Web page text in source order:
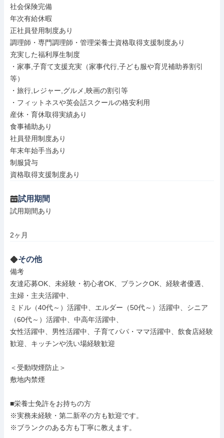
社会保険完備
年次有給休暇
正社員登用制度あり
調理師・専門調理師・管理栄養士資格取得支援制度あり
充実した福利厚生制度
・家事,子育て支援充実（家事代行,子ども服や育児補助券割引
等）
・旅行,レジャー,グルメ,映画の割引等
・フィットネスや英会話スクールの格安利用
産休・育休取得実績あり
食事補助あり
社員登用制度あり
年末年始手当あり
制服貸与
資格取得支援制度あり
試用期間
試用期間あり
2ヶ月
その他
備考
友達応募OK、未経験・初心者OK、ブランクOK、経験者優遇、
主婦・主夫活躍中、
ミドル（40代～）活躍中、エルダー（50代～）活躍中、シニア
（60代～）活躍中、中高年活躍中、
女性活躍中、男性活躍中、子育てパパ・ママ活躍中、飲食店経験
歓迎、キッチンや洗い場経験歓迎
＜受動喫煙防止＞
敷地内禁煙
■栄養士免許をお持ちの方
※実務未経験・第二新卒の方も歓迎です。
※ブランクのある方も丁寧に教えます。